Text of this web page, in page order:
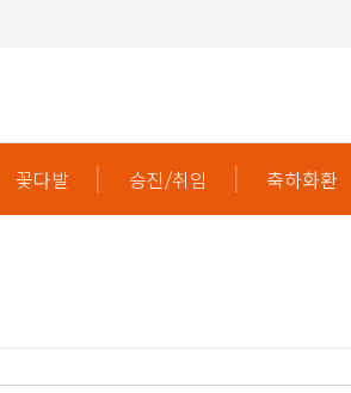
꽃다발 승진/취임 축하화환